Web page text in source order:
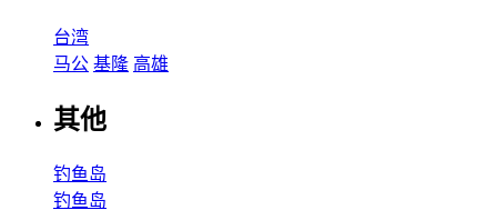
台湾
马公 基隆 高雄
其他
钓鱼岛
钓鱼岛